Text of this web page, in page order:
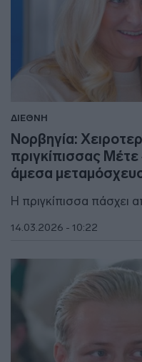
ΔΙΕΘΝΗ
Νορβηγία:
πριγκίπισσας Μέτε
άμεσα
Η πριγκίπισσα πάσχει
14.03.2026 - 10:22